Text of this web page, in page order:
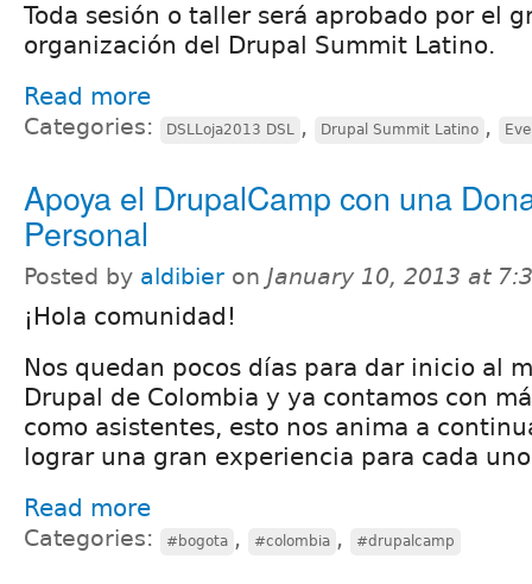
Toda sesión o taller será aprobado por el
organización del Drupal Summit Latino.
Read more
Categories: DSLLoja2013 DSL , Drupal Summit Latino ,
Apoya el DrupalCamp con una
Personal
Posted by aldibier on January 10, 2013 at
¡Hola comunidad!
Nos quedan pocos días para dar inicio al
Drupal de Colombia y ya contamos con
como asistentes, esto nos anima a
lograr una gran experiencia para cada
Read more
Categories: #bogota , #colombia , #drupalcamp